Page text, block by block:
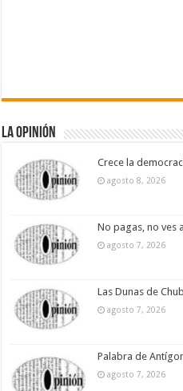
La Opinión
Crece la
agosto 8, 2026
No pagas, no ves
agosto 7, 2026
Las Dunas de
agosto 7, 2026
Palabra de
agosto 7, 2026